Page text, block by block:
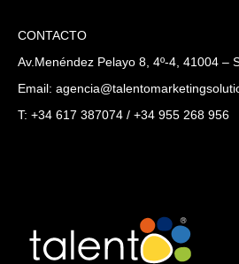
CONTACTO
Av.Menéndez Pelayo 8, 4º-4, 41004 –
Email:
T: +34 617 387074 / +34 955 268 956